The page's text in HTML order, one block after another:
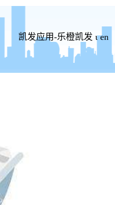
凯发应用-乐橙凯发 ιen